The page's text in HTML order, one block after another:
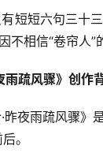
短短六句三十
不相信“卷帘人
雨疏风骤》创作
昨夜雨疏风骤》
。